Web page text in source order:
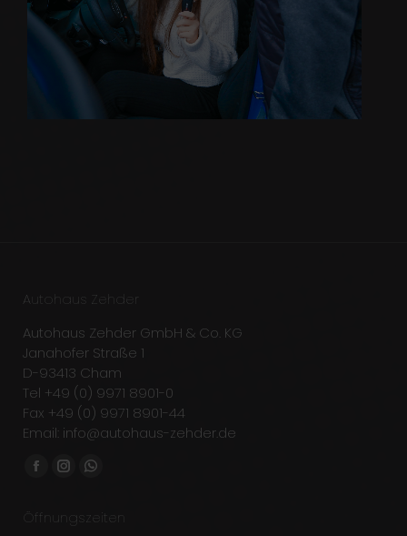
Autohaus Zehder
Autohaus Zehder GmbH & Co. KG
Janahofer Straße 1
D-93413 Cham
Tel +49 (0) 9971 8901-0
Fax +49 (0) 9971 8901-44
Email: info@autohaus-zehder.de
Finden Sie uns auf:
Facebook
opens
Instagram
opens
Whatsapp
opens
Öffnungszeiten